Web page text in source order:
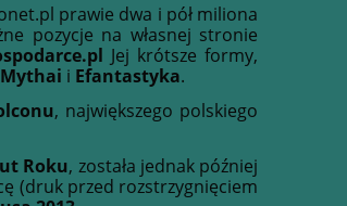
prawie dwa i pół miliona
pozycje na własnej stronie
Jej krótsze formy,
Mythai i Efantastyka.
, największego polskiego
Roku, została jednak później
(druk przed rozstrzygnięciem